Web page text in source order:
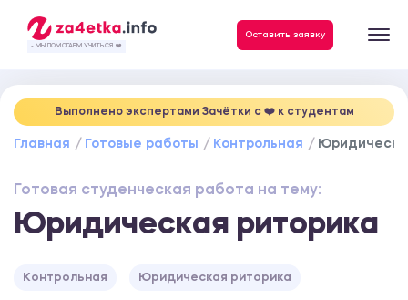
- МЫ ПОМОГАЕМ УЧИТЬСЯ ❤️
Оставить заявку
Выполнено экспертами Зачётки c ❤️ к студентам
Главная Готовые работы Контрольная
Готовая студенческая работа на тему:
Юридическая риторика
Контрольная Юридическая риторика